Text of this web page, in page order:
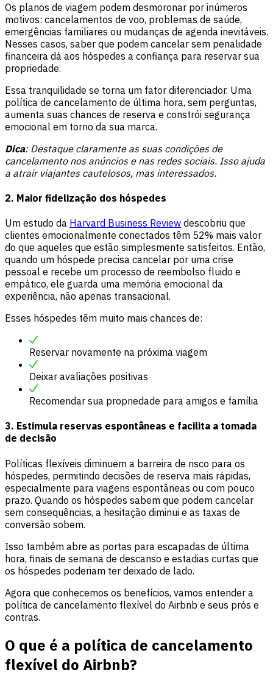
Os planos de viagem podem desmoronar por inúmeros
motivos: cancelamentos de voo, problemas de saúde,
emergências familiares ou mudanças de agenda inevitáveis.
Nesses casos, saber que podem cancelar sem penalidade
financeira dá aos hóspedes a confiança para reservar sua
propriedade.
Essa tranquilidade se torna um fator diferenciador. Uma
política de cancelamento de última hora, sem perguntas,
aumenta suas chances de reserva e constrói segurança
emocional em torno da sua marca.
Dica: Destaque claramente as suas condições de
cancelamento nos anúncios e nas redes sociais. Isso ajuda
a atrair viajantes cautelosos, mas interessados.
2. Maior fidelização dos hóspedes
Um estudo da Harvard Business Review descobriu que
clientes emocionalmente conectados têm 52% mais valor
do que aqueles que estão simplesmente satisfeitos. Então,
quando um hóspede precisa cancelar por uma crise
pessoal e recebe um processo de reembolso fluido e
empático, ele guarda uma memória emocional da
experiência, não apenas transacional.
Esses hóspedes têm muito mais chances de:
Reservar novamente na próxima viagem
Deixar avaliações positivas
Recomendar sua propriedade para amigos e família
3. Estimula reservas espontâneas e facilita a tomada
de decisão
Políticas flexíveis diminuem a barreira de risco para os
hóspedes, permitindo decisões de reserva mais rápidas,
especialmente para viagens espontâneas ou com pouco
prazo. Quando os hóspedes sabem que podem cancelar
sem consequências, a hesitação diminui e as taxas de
conversão sobem.
Isso também abre as portas para escapadas de última
hora, finais de semana de descanso e estadias curtas que
os hóspedes poderiam ter deixado de lado.
Agora que conhecemos os benefícios, vamos entender a
política de cancelamento flexível do Airbnb e seus prós e
contras.
O que é a política de cancelamento
flexível do Airbnb?